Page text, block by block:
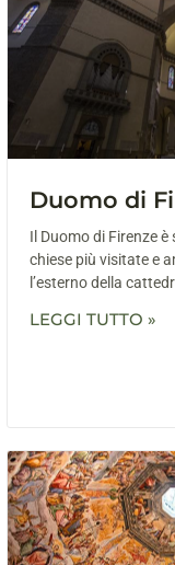
Duomo di
Il Duomo di Firenze
chiese più visitate e
l’esterno della
LEGGI TUTTO »